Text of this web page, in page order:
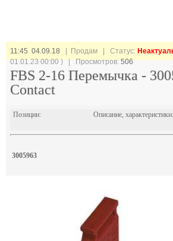
11:45 04.09.18 | Продам | Статус:
01.01.23 00:00 ) | Просмотров:506
FBS 2-16 Перемычка -
Contact
Позиции: Описание, характеристики:
3005963